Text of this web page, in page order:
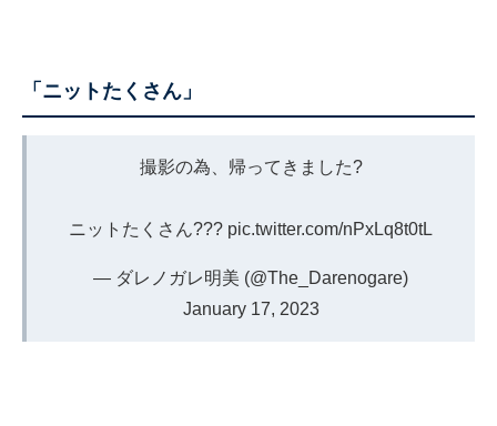
「ニットたくさん」
撮影の為、帰ってきました?
ニットたくさん??? pic.twitter.com/nPxLq8t0tL
— ダレノガレ明美 (@The_Darenogare)
January 17, 2023